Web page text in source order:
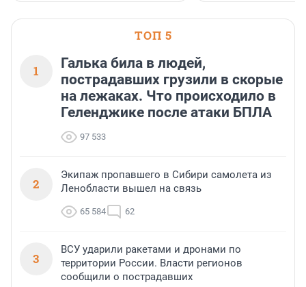
ТОП 5
1
Галька била в людей,
пострадавших грузили в скорые
на лежаках. Что происходило в
Геленджике после атаки БПЛА
97 533
2
Экипаж пропавшего в Сибири самолета из
Ленобласти вышел на связь
65 584 62
3
ВСУ ударили ракетами и дронами по
территории России. Власти регионов
сообщили о пострадавших